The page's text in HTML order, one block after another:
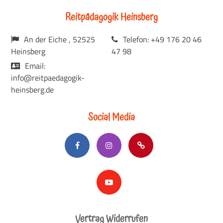
Reitpädagogik Heinsberg
An der Eiche , 52525
Heinsberg
Telefon: +49 176 20 46
47 98
Email:
info@reitpaedagogik-
heinsberg.de
Social Media
Vertrag Widerrufen